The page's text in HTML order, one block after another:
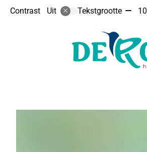
Contrast Uit Tekstgrootte Tekst
10%